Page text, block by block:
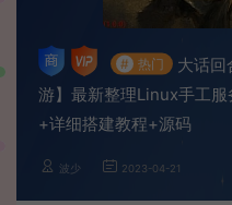
# 热门
大话回
游】最新整理Linux手工
+详细搭建教程+源码
波少 2023-04-21